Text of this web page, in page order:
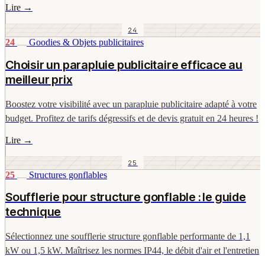
Lire →
24
24 Goodies & Objets publicitaires
Choisir un parapluie publicitaire efficace au
meilleur prix
Boostez votre visibilité avec un parapluie publicitaire adapté à votre
budget. Profitez de tarifs dégressifs et de devis gratuit en 24 heures !
Lire →
25
25 Structures gonflables
Soufflerie pour structure gonflable : le guide
technique
Sélectionnez une soufflerie structure gonflable performante de 1,1
kW ou 1,5 kW. Maîtrisez les normes IP44, le débit d'air et l'entretien